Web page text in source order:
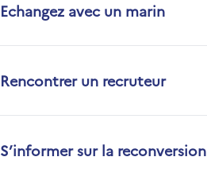
Echangez avec un marin
Rencontrer un recruteur
S’informer sur la reconversion